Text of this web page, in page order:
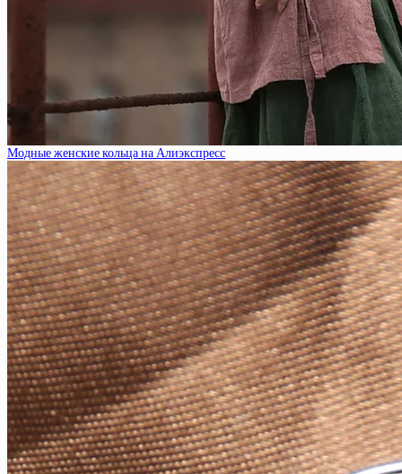
Модные женские кольца на Алиэкспресс